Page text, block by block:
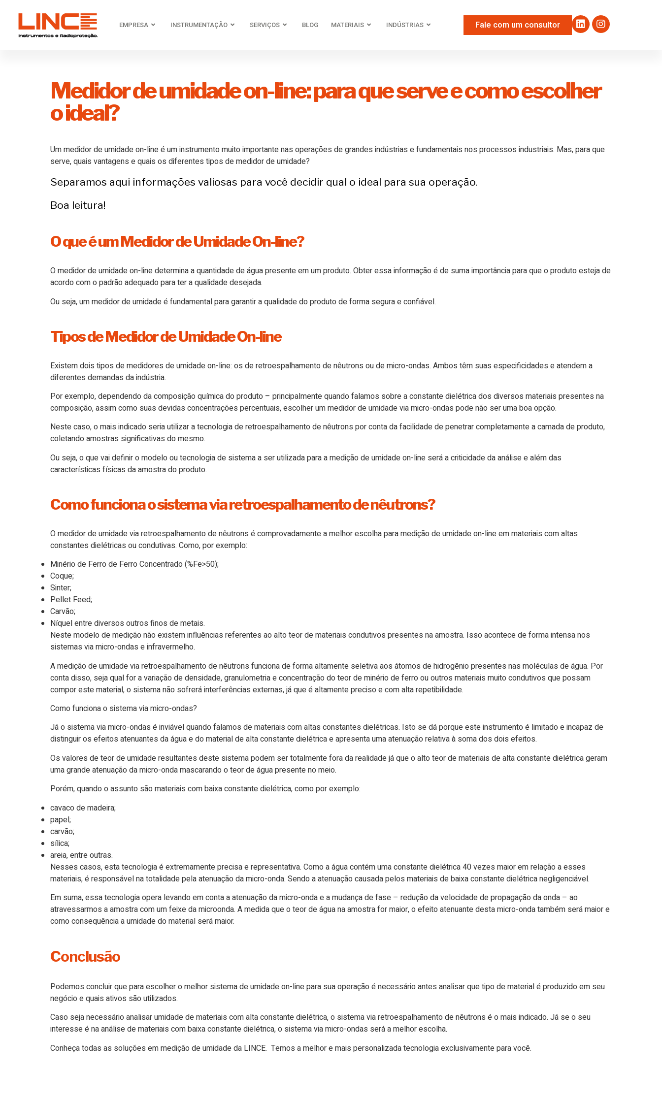
EMPRESA INSTRUMENTAÇÃO SERVIÇOS BLOG MATERIAIS INDÚSTRIAS Fale com um consultor
Medidor de umidade on-line: para que serve e como escolher
o ideal?
Um medidor de umidade on-line é um instrumento muito importante nas operações de grandes indústrias e fundamentais nos processos industriais. Mas, para que
serve, quais vantagens e quais os diferentes tipos de medidor de umidade?
Separamos aqui informações valiosas para você decidir qual o ideal para sua operação.
Boa leitura!
O que é um Medidor de Umidade On-line?
O medidor de umidade on-line determina a quantidade de água presente em um produto. Obter essa informação é de suma importância para que o produto esteja de
acordo com o padrão adequado para ter a qualidade desejada.
Ou seja, um medidor de umidade é fundamental para garantir a qualidade do produto de forma segura e confiável.
Tipos de Medidor de Umidade On-line
Existem dois tipos de medidores de umidade on-line: os de retroespalhamento de nêutrons ou de micro-ondas. Ambos têm suas especificidades e atendem a
diferentes demandas da indústria.
Por exemplo, dependendo da composição química do produto – principalmente quando falamos sobre a constante dielétrica dos diversos materiais presentes na
composição, assim como suas devidas concentrações percentuais, escolher um medidor de umidade via micro-ondas pode não ser uma boa opção.
Neste caso, o mais indicado seria utilizar a tecnologia de retroespalhamento de nêutrons por conta da facilidade de penetrar completamente a camada de produto,
coletando amostras significativas do mesmo.
Ou seja, o que vai definir o modelo ou tecnologia de sistema a ser utilizada para a medição de umidade on-line será a criticidade da análise e além das
características físicas da amostra do produto.
Como funciona o sistema via retroespalhamento de nêutrons?
O medidor de umidade via retroespalhamento de nêutrons é comprovadamente a melhor escolha para medição de umidade on-line em materiais com altas
constantes dielétricas ou condutivas. Como, por exemplo:
Minério de Ferro de Ferro Concentrado (%Fe>50);
Coque;
Sinter;
Pellet Feed;
Carvão;
Níquel entre diversos outros finos de metais.
Neste modelo de medição não existem influências referentes ao alto teor de materiais condutivos presentes na amostra. Isso acontece de forma intensa nos
sistemas via micro-ondas e infravermelho.
A medição de umidade via retroespalhamento de nêutrons funciona de forma altamente seletiva aos átomos de hidrogênio presentes nas moléculas de água. Por
conta disso, seja qual for a variação de densidade, granulometria e concentração do teor de minério de ferro ou outros materiais muito condutivos que possam
compor este material, o sistema não sofrerá interferências externas, já que é altamente preciso e com alta repetibilidade.
Como funciona o sistema via micro-ondas?
Já o sistema via micro-ondas é inviável quando falamos de materiais com altas constantes dielétricas. Isto se dá porque este instrumento é limitado e incapaz de
distinguir os efeitos atenuantes da água e do material de alta constante dielétrica e apresenta uma atenuação relativa à soma dos dois efeitos.
Os valores de teor de umidade resultantes deste sistema podem ser totalmente fora da realidade já que o alto teor de materiais de alta constante dielétrica geram
uma grande atenuação da micro-onda mascarando o teor de água presente no meio.
Porém, quando o assunto são materiais com baixa constante dielétrica, como por exemplo:
cavaco de madeira;
papel;
carvão;
sílica;
areia, entre outras.
Nesses casos, esta tecnologia é extremamente precisa e representativa. Como a água contém uma constante dielétrica 40 vezes maior em relação a esses
materiais, é responsável na totalidade pela atenuação da micro-onda. Sendo a atenuação causada pelos materiais de baixa constante dielétrica negligenciável.
Em suma, essa tecnologia opera levando em conta a atenuação da micro-onda e a mudança de fase – redução da velocidade de propagação da onda – ao
atravessarmos a amostra com um feixe da microonda. A medida que o teor de água na amostra for maior, o efeito atenuante desta micro-onda também será maior e
como consequência a umidade do material será maior.
Conclusão
Podemos concluir que para escolher o melhor sistema de umidade on-line para sua operação é necessário antes analisar que tipo de material é produzido em seu
negócio e quais ativos são utilizados.
Caso seja necessário analisar umidade de materiais com alta constante dielétrica, o sistema via retroespalhamento de nêutrons é o mais indicado. Já se o seu
interesse é na análise de materiais com baixa constante dielétrica, o sistema via micro-ondas será a melhor escolha.
Conheça todas as soluções em medição de umidade da LINCE. Temos a melhor e mais personalizada tecnologia exclusivamente para você.